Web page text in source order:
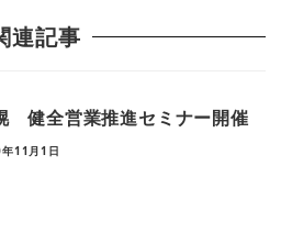
連記事
健全営業推進セミナー開催
11月1日